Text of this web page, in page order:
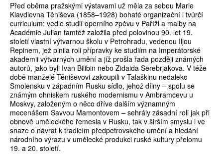
Před oběma pražskými výstavami už měla za sebou Marie
Klavdievna Těniševa (1858–1928) bohaté organizační i tvůrčí
curriculum: vedle studií operního zpěvu v Paříži a malby na
Académie Julian tamtéž založila před polovinou 90. let 19.
století vlastní výtvarnou školu v Petrohradu, vedenou Iljou
Repinem, jež plnila roli přípravky ke studiím na Imperátorské
akademii výtvarných umění a jíž prošla řada později známých
autorů, jako byli Ivan Bilibin nebo Zidaida Serebrjakova. V téže
době manželé Těniševovi zakoupili v Talaškinu nedaleko
Smolensku v západním Rusku sídlo, jehož dílny – spolu se
známým ohniskem ruského modernismu v Ambramcevu u
Moskvy, založeným o něco dříve dalším významným
mecenášem Savvou Mamontovem – sehrály zásadní roli jak při
obnově uměleckého řemesla v Rusku, tak v širším smyslu i ve
snaze o návrat k tradicím předpetrovského umění a hledání
národního výrazu v umělecké produkci ruské kultury přelomu
19. a 20. století.